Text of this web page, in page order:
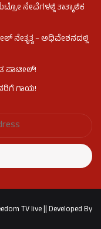
ಸೇವೆಗಳಲ್ಲಿ ತಾತ್ಕಾಲಿಕ
ನೇತೃತ್ವ – ಅಧಿವೇಶನದಲ್ಲಿ
ಪಾಟೀಲ್‌!
ಗಾಯ!
TV live||Developed By